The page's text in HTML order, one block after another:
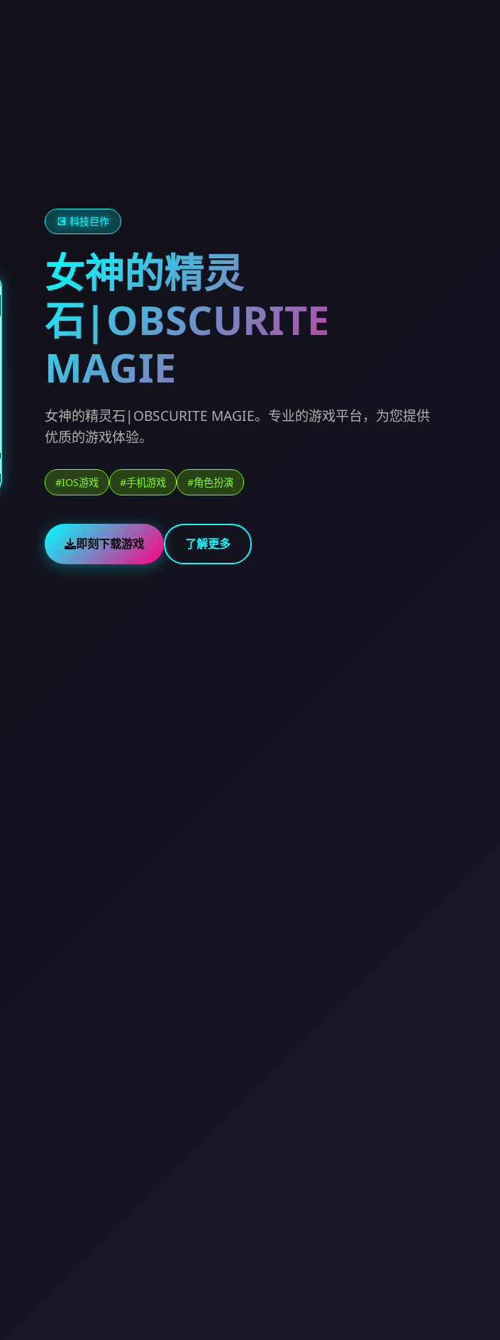
💽 科技巨作
女神的精灵
石|OBSCURITE
MAGIE
女神的精灵石|OBSCURITE MAGIE。专业的游戏平台，为您提供
优质的游戏体验。
#IOS游戏 #手机游戏 #角色扮演
即刻下载游戏 了解更多